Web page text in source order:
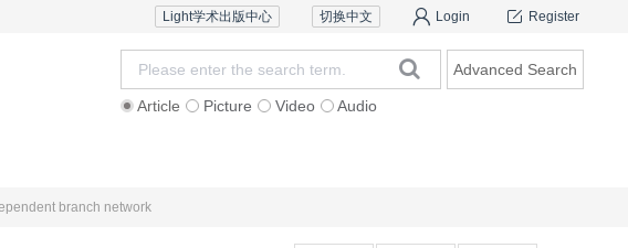
Register
Login
切换中文
Light学术出版中心
Article Picture Video Audio
Advanced Search
branch network